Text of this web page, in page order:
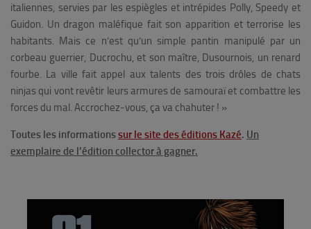
italiennes, servies par les espiègles et intrépides Polly, Speedy et
Guidon. Un dragon maléfique fait son apparition et terrorise les
habitants. Mais ce n’est qu’un simple pantin manipulé par un
corbeau guerrier, Ducrochu, et son maître, Dusournois, un renard
fourbe. La ville fait appel aux talents des trois drôles de chats
ninjas qui vont revêtir leurs armures de samouraï et combattre les
forces du mal. Accrochez-vous, ça va chahuter ! »
Toutes les informationssur le site des éditions Kazé. Un
exemplaire de l’édition collector à gagner.